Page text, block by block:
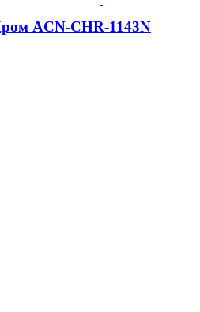
ACN-CHR-1143N